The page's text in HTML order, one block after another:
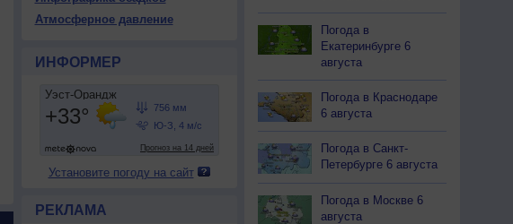
+24
84
З
<7
+24
+24
84
Ю-З
+24
<7
+23
<7
+23
+23
+24
84
З
<7
+24
+25
77
З
<7
68
<7
58
Атмосферное давление
ИНФОРМЕР
Установите погоду на сайт
РЕКЛАМА
Погода в
Екатеринбурге 6
августа
Погода в Краснодаре
6 августа
Погода в Санкт-
Петербурге 6 августа
Погода в Москве 6
августа